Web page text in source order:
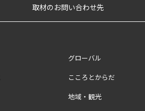
取材のお問い合わせ先
グローバル
こころとからだ
地域・観光